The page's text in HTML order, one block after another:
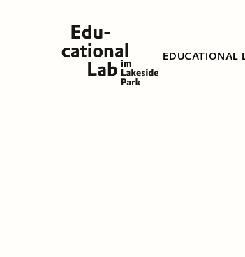
EDUCATIONAL